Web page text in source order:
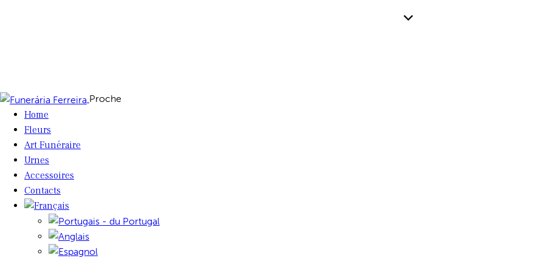
Proche
Home
Fleurs
Art Funéraire
Urnes
Accessoires
Contacts